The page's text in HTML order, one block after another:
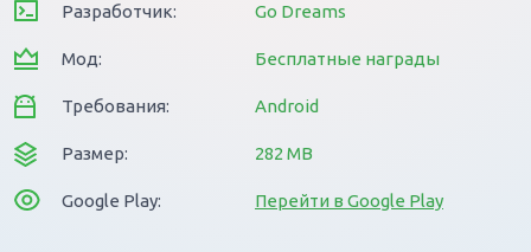
Разработчик: Go Dreams
Мод: Бесплатные награды
Требования: Android
Размер: 282 MB
Google Play: Перейти в Google Play